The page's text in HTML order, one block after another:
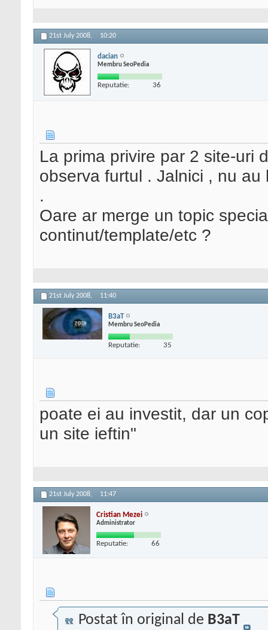
21st July 2008, 10:20
dacian
Membru SeoPedia
Reputatie: 36
La prima privire par 2 site-uri
observa furtul . Jalnici , nu
.
Oare ar merge un topic
continut/template/etc ?
21st July 2008, 11:40
B3aT
Membru SeoPedia
Reputatie: 35
poate ei au investit, dar un
un site ieftin"
21st July 2008, 11:47
Cristian Mezei
Administrator
Reputatie: 66
Postat în original de B3aT